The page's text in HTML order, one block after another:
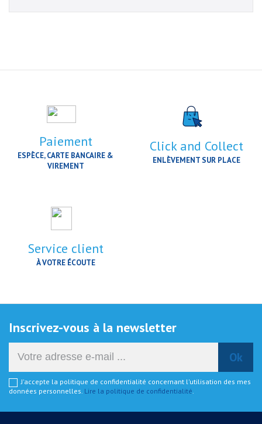
Paiement
ESPÈCE, CARTE BANCAIRE &
VIREMENT
Click and Collect
ENLÈVEMENT SUR PLACE
Service client
À VOTRE ÉCOUTE
Inscrivez-vous à la newsletter
J'accepte la politique de confidentialité concernant l'utilisation des mes
données personnelles. Lire la politique de confidentialité